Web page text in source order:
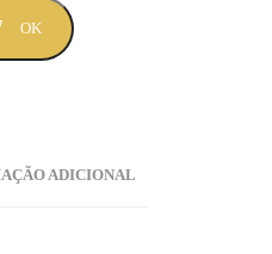
OK
ADICIONAL